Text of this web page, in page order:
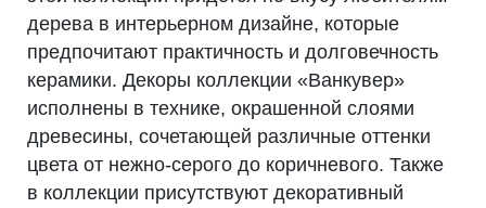
дерева в интерьерном дизайне, которые
предпочитают практичность и долговечность
керамики. Декоры коллекции «Ванкувер»
исполнены в технике, окрашенной слоями
древесины, сочетающей различные оттенки
цвета от нежно-серого до коричневого. Также
в коллекции присутствуют декоративный